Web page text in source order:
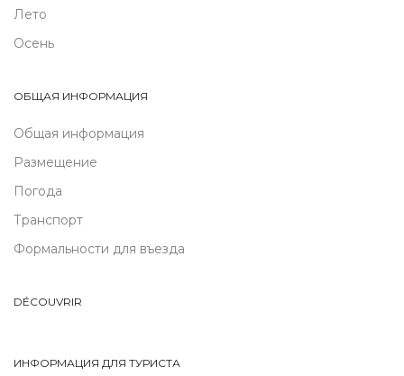
Лето
Осень
ОБЩАЯ ИНФОРМАЦИЯ
Общая информация
Размещение
Погода
Транспорт
Формальности для въезда
DÉCOUVRIR
ИНФОРМАЦИЯ ДЛЯ ТУРИСТА